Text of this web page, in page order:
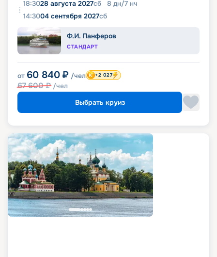
18:3028 августа 2027сб 8 дн/7 нч
14:3004 сентября 2027сб
Ф.И. Панферов
СТАНДАРТ
от 60 840 ₽ /чел
67 600₽ /чел
+2 027
Выбрать круиз